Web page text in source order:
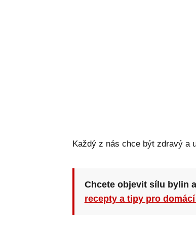
Každý z nás chce být zdravý a
Chcete objevit sílu bylin
recepty a tipy pro